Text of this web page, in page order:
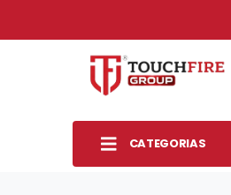
CATEGORIAS